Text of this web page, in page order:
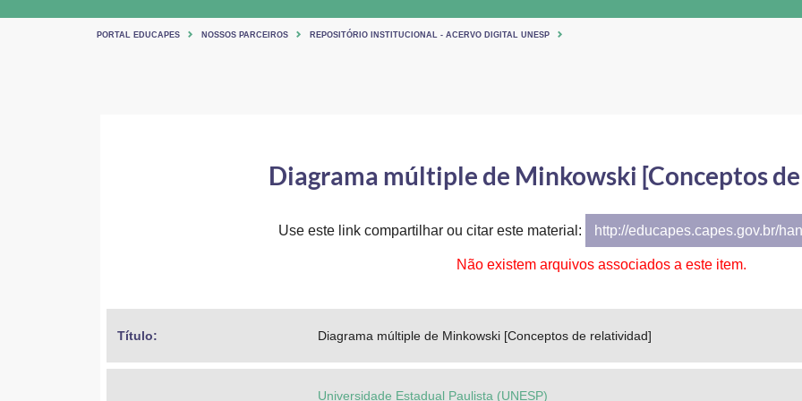
PORTAL EDUCAPES NOSSOS PARCEIROS REPOSITÓRIO INSTITUCIONAL - ACERVO DIGITAL UNESP
Diagrama múltiple de Minkowski [Conceptos
Use este link compartilhar ou citar este material: http://educapes.capes.gov.br/
Não existem arquivos associados a este item.
Título: Diagrama múltiple de Minkowski [Conceptos de relatividad]
Universidade Estadual Paulista (UNESP)